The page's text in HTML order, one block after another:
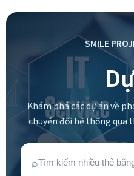
SMILE
Khám phá các dự án về
chuyển đổi hệ thống qua
⌕
Email*
Lời nhắn
File